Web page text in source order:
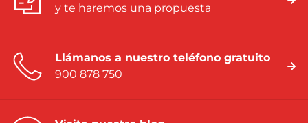
y te haremos una propuesta
Llámanos a nuestro teléfono gratuito
900 878 750